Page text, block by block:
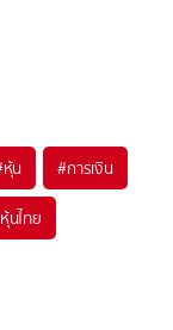
หุ้น #การเงิน
หุ้นไทย